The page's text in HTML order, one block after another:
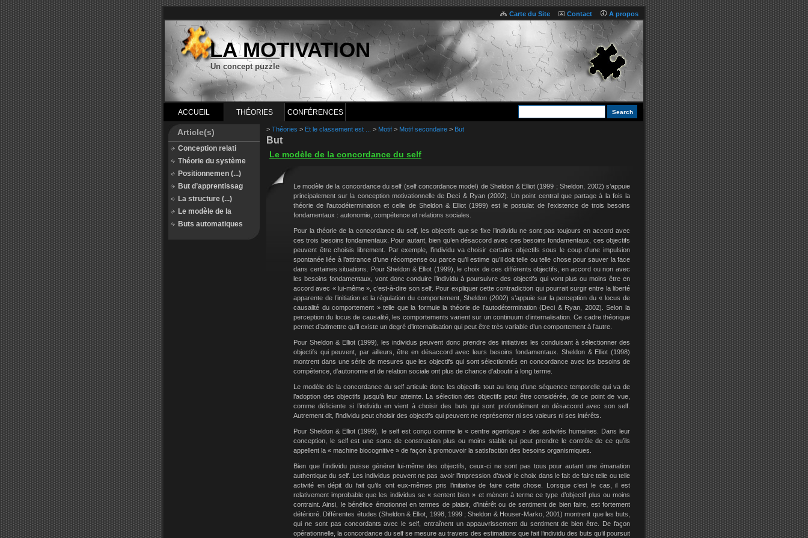
Carte du Site Contact A propos
LA MOTIVATION
Un concept puzzle
ACCUEIL THÉORIES CONFÉRENCES
Article(s)
Conception relati
Théorie du système
Positionnemen (...)
But d’apprentissag
La structure (...)
Le modèle de la
Buts automatiques
> Théories > Et le classement est ... > Motif > Motif secondaire > But
But
Le modèle de la concordance du self
Le modèle de la concordance du self (self concordance model) de Sheldon & Elliot (1999 ; Sheldon, 2002) s’appuie
principalement sur la conception motivationnelle de Deci & Ryan (2002). Un point central que partage à la fois la
théorie de l’autodétermination et celle de Sheldon & Elliot (1999) est le postulat de l’existence de trois besoins
fondamentaux : autonomie, compétence et relations sociales.
Pour la théorie de la concordance du self, les objectifs que se fixe l’individu ne sont pas toujours en accord avec
ces trois besoins fondamentaux. Pour autant, bien qu’en désaccord avec ces besoins fondamentaux, ces objectifs
peuvent être choisis librement. Par exemple, l’individu va choisir certains objectifs sous le coup d’une impulsion
spontanée liée à l’attirance d’une récompense ou parce qu’il estime qu’il doit telle ou telle chose pour sauver la face
dans certaines situations. Pour Sheldon & Elliot (1999), le choix de ces différents objectifs, en accord ou non avec
les besoins fondamentaux, vont donc conduire l’individu à poursuivre des objectifs qui vont plus ou moins être en
accord avec « lui-même », c’est-à-dire son self. Pour expliquer cette contradiction qui pourrait surgir entre la liberté
apparente de l’initiation et la régulation du comportement, Sheldon (2002) s’appuie sur la perception du « locus de
causalité du comportement » telle que la formule la théorie de l’autodétermination (Deci & Ryan, 2002). Selon la
perception du locus de causalité, les comportements varient sur un continuum d’internalisation. Ce cadre théorique
permet d’admettre qu’il existe un degré d’internalisation qui peut être très variable d’un comportement à l’autre.
Pour Sheldon & Elliot (1999), les individus peuvent donc prendre des initiatives les conduisant à sélectionner des
objectifs qui peuvent, par ailleurs, être en désaccord avec leurs besoins fondamentaux. Sheldon & Elliot (1998)
montrent dans une série de mesures que les objectifs qui sont sélectionnés en concordance avec les besoins de
compétence, d’autonomie et de relation sociale ont plus de chance d’aboutir à long terme.
Le modèle de la concordance du self articule donc les objectifs tout au long d’une séquence temporelle qui va de
l’adoption des objectifs jusqu’à leur atteinte. La sélection des objectifs peut être considérée, de ce point de vue,
comme déficiente si l’individu en vient à choisir des buts qui sont profondément en désaccord avec son self.
Autrement dit, l’individu peut choisir des objectifs qui peuvent ne représenter ni ses valeurs ni ses intérêts.
Pour Sheldon & Elliot (1999), le self est conçu comme le « centre agentique » des activités humaines. Dans leur
conception, le self est une sorte de construction plus ou moins stable qui peut prendre le contrôle de ce qu’ils
appellent la « machine biocognitive » de façon à promouvoir la satisfaction des besoins organismiques.
Bien que l’individu puisse générer lui-même des objectifs, ceux-ci ne sont pas tous pour autant une émanation
authentique du self. Les individus peuvent ne pas avoir l’impression d’avoir le choix dans le fait de faire telle ou telle
activité en dépit du fait qu’ils ont eux-mêmes pris l’initiative de faire cette chose. Lorsque c’est le cas, il est
relativement improbable que les individus se « sentent bien » et mènent à terme ce type d’objectif plus ou moins
contraint. Ainsi, le bénéfice émotionnel en termes de plaisir, d’intérêt ou de sentiment de bien faire, est fortement
détérioré. Différentes études (Sheldon & Elliot, 1998, 1999 ; Sheldon & Houser-Marko, 2001) montrent que les buts,
qui ne sont pas concordants avec le self, entraînent un appauvrissement du sentiment de bien être. De façon
opérationnelle, la concordance du self se mesure au travers des estimations que fait l’individu des buts qu’il poursuit